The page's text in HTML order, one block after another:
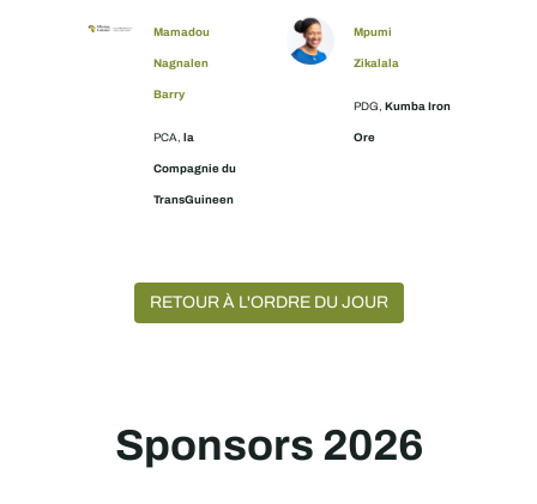
Mamadou
Nagnalen
Barry
PCA, la
Compagnie du
TransGuineen
Mpumi
Zikalala
PDG, Kumba Iron
Ore
RETOUR À L'ORDRE DU JOUR
Sponsors 2026